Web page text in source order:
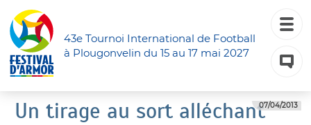
43e Tournoi International de Football
à Plougonvelin du 15 au 17 mai 2027
07/04/2013
Un tirage au sort alléchant